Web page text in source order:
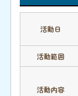
活動日
活動範囲
活動内容